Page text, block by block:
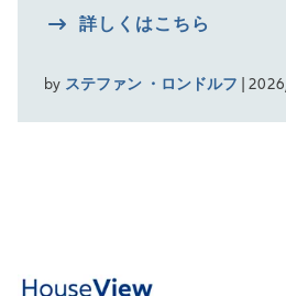
詳しくはこちら
by ステファン ・ロンドルフ |